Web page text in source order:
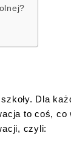
Dla
to coś, co
czyli: